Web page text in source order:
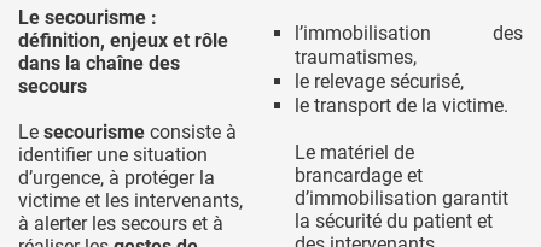
Le secourisme :
définition, enjeux et rôle
dans la chaîne des
secours
Le secourisme consiste à
identifier une situation
d’urgence, à protéger la
victime et les intervenants,
à alerter les secours et à
l’immobilisation des
traumatismes,
le relevage sécurisé,
le transport de la victime.
Le matériel de
brancardage et
d’immobilisation garantit
la sécurité du patient et